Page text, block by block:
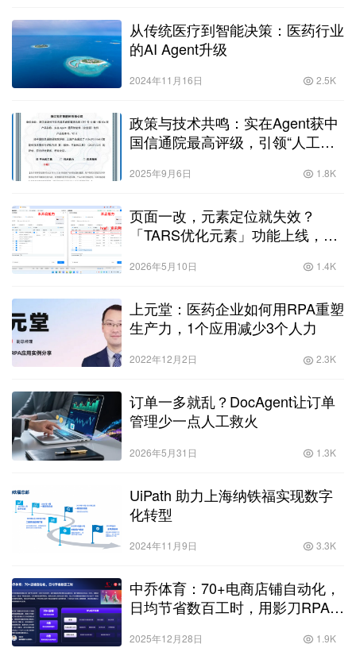
从传统医疗到智能决策：医药行业
的AI Agent升级
2024年11月16日 2.5K
政策与技术共鸣：实在Agent获中
国信通院最高评级，引领“人工智
2025年9月6日 1.8K
页面一改，元素定位就失效？
「TARS优化元素」功能上线，一
2026年5月10日 1.4K
上元堂：医药企业如何用RPA重塑
生产力，1个应用减少3个人力
2022年12月2日 2.3K
订单一多就乱？DocAgent让订单
管理少一点人工救火
2026年5月31日 1.3K
UiPath 助力上海纳铁福实现数字
化转型
2024年11月9日 3.3K
中乔体育：70+电商店铺自动化，
日均节省数百工时，用影刀RPA重
2025年12月28日 1.9K